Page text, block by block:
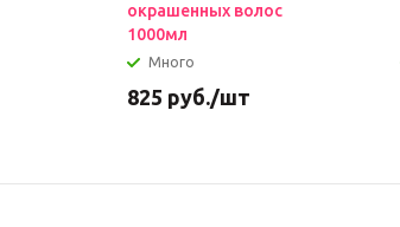
окрашенных волос
1000мл
Много
825 руб./шт